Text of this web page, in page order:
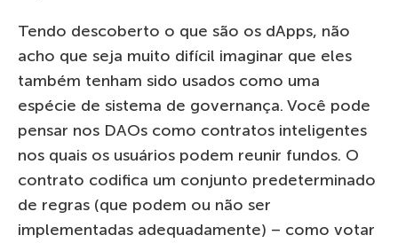
Tendo descoberto o que são os dApps, não
acho que seja muito difícil imaginar que eles
também tenham sido usados ​​como uma
espécie de sistema de governança. Você pode
pensar nos DAOs como contratos inteligentes
nos quais os usuários podem reunir fundos. O
contrato codifica um conjunto predeterminado
de regras (que podem ou não ser
implementadas adequadamente) – como votar